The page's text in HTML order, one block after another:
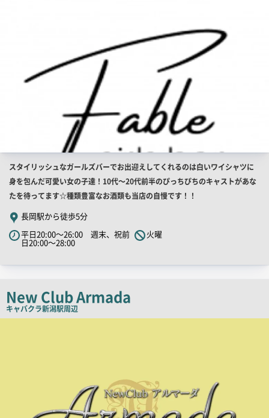
店
舗
PR
キ
ャ
ッ
コ
ー
スタイリッシュなガールズバーでお出迎えしてくれるのは白いワイシャツに
身を包んだ可愛い女の子達！10代～20代前半のぴっちぴちのキャストがあな
たを待ってます☆種類豊富なお酒類も当店の自慢です！！
長岡駅から徒歩5分
平日20:00～26:00 週末、祝前
日20:00～28:00
火曜
New Club Armada
キャバクラ新潟駅周辺
店